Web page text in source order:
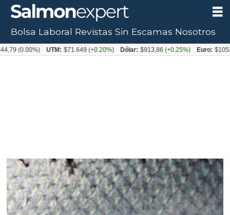
Bolsa Laboral Revistas Sin Escamas Nosotros
UTM: $71.649 (+0.20%) Dólar: $913,86 (+0.25%) Euro: $1053,08(-